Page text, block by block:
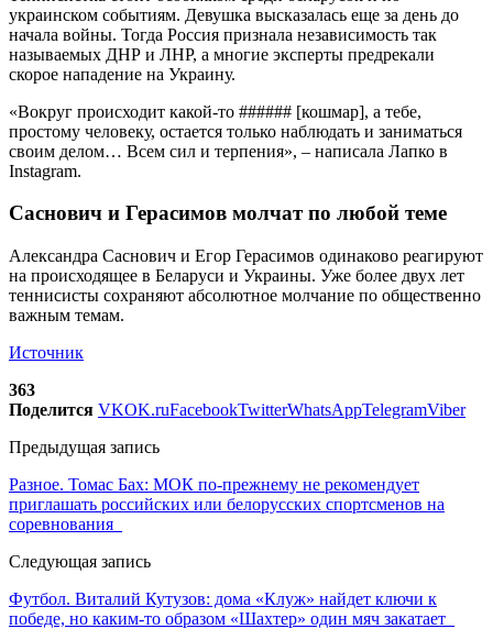
украинском событиям. Девушка высказалась еще за день до
начала войны. Тогда Россия признала независимость так
называемых ДНР и ЛНР, а многие эксперты предрекали
скорое нападение на Украину.
«Вокруг происходит какой-то ###### [кошмар], а тебе,
простому человеку, остается только наблюдать и заниматься
своим делом… Всем сил и терпения», – написала Лапко в
Instagram.
Саснович и Герасимов молчат по любой теме
Александра Саснович и Егор Герасимов одинаково реагируют
на происходящее в Беларуси и Украины. Уже более двух лет
теннисисты сохраняют абсолютное молчание по общественно
важным темам.
Источник
363
Поделится VKOK.ruFacebookTwitterWhatsAppTelegramViber
Предыдущая запись
Разное. Томас Бах: МОК по-прежнему не рекомендует
приглашать российских или белорусских спортсменов на
соревнования
Следующая запись
Футбол. Виталий Кутузов: дома «Клуж» найдет ключи к
победе, но каким-то образом «Шахтер» один мяч закатает